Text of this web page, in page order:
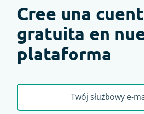
Cree una
gratuita en
plataforma